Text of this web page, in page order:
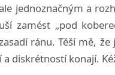
jednoznačným a
zamést „pod
ránu. Těší mě,
diskrétností konají.